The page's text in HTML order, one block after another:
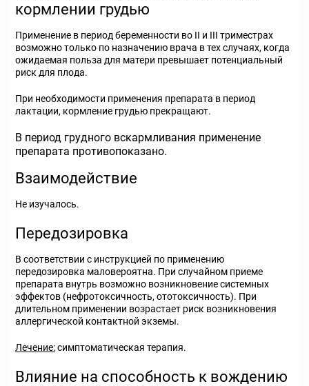
кормлении грудью
Применение в период беременности во II и III триместрах
возможно только по назначению врача в тех случаях, когда
ожидаемая польза для матери превышает потенциальный
риск для плода.
При необходимости применения препарата в период
лактации, кормление грудью прекращают.
В период грудного вскармливания применение
препарата противопоказано.
Взаимодействие
Не изучалось.
Передозировка
В соответствии с инструкцией по применению
передозировка маловероятна. При случайном приеме
препарата внутрь возможно возникновение системных
эффектов (нефротоксичность, ототоксичность). При
длительном применении возрастает риск возникновения
аллергической контактной экземы.
Лечение:симптоматическая терапия.
Влияние на способность к вождению